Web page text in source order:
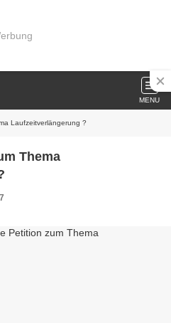
MENU
Laufzeitverlängerung ?
Thema